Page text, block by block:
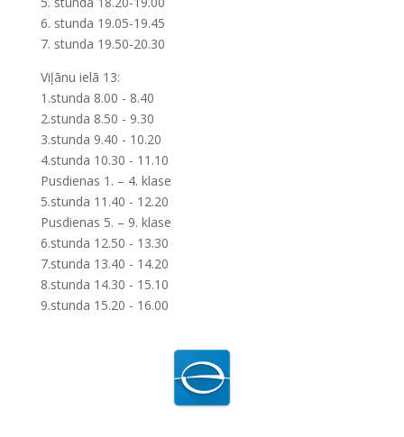
6. stunda 19.05-19.45
7. stunda 19.50-20.30
Viļānu ielā 13:
1.stunda 8.00 - 8.40
2.stunda 8.50 - 9.30
3.stunda 9.40 - 10.20
4.stunda 10.30 - 11.10
Pusdienas 1. – 4. klase
5.stunda 11.40 - 12.20
Pusdienas 5. – 9. klase
6.stunda 12.50 - 13.30
7.stunda 13.40 - 14.20
8.stunda 14.30 - 15.10
9.stunda 15.20 - 16.00